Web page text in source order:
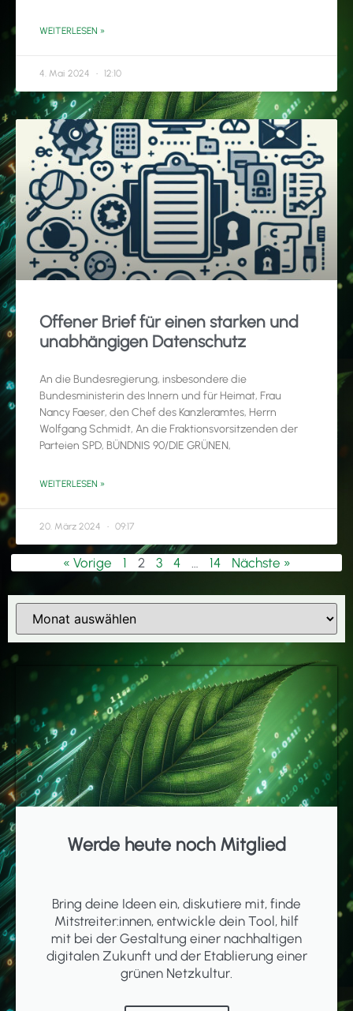
WEITERLESEN »
4. Mai 2024 12:10
Offener Brief für einen starken und
unabhängigen Datenschutz
An die Bundesregierung, insbesondere die
Bundesministerin des Innern und für Heimat, Frau
Nancy Faeser, den Chef des Kanzleramtes, Herrn
Wolfgang Schmidt, An die Fraktionsvorsitzenden der
Parteien SPD, BÜNDNIS 90/DIE GRÜNEN,
WEITERLESEN »
20. März 2024 09:17
« Vorige 1 2 3 4 14 Nächste »
Werde heute noch Mitglied
Bring deine Ideen ein, diskutiere mit, finde
Mitstreiter:innen, entwickle dein Tool, hilf
mit bei der Gestaltung einer nachhaltigen
digitalen Zukunft und der Etablierung einer
grünen Netzkultur.